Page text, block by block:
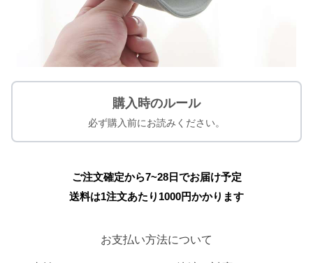
購入時のルール
必ず購入前にお読みください。
ご注文確定から7~28日でお届け予定
送料は1注文あたり 1000円かかります
お支払い方法について